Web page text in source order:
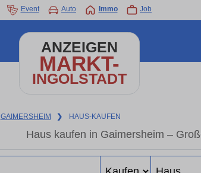
Event Auto Immo Job
ANZEIGEN
MARKT-
INGOLSTADT
GAIMERSHEIM ❯ HAUS-KAUFEN
Haus kaufen in Gaimersheim –